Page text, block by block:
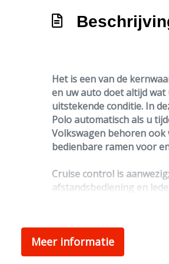
Het is een van de
en uw auto doet altijd
uitstekende conditie. In
Polo automatisch als u
Volkswagen behoren
bedienbare ramen voor
Cruise control is
afstandsbediening en
een van de banden.
Als u meer wilt weten
Meer informatie